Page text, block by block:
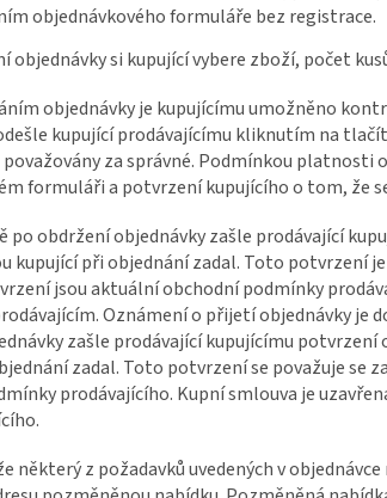
objednávkového formuláře bez registrace.
objednávky si kupující vybere zboží, počet
objednávky je kupujícímu umožněno
kupující prodávajícímu kliknutím na
za správné. Podmínkou platnosti
formuláři a potvrzení kupujícího o tom, že
po obdržení objednávky zašle prodávající
kupující při objednání zadal. Toto potvrzení
jsou aktuální obchodní podmínky
Oznámení o přijetí objednávky je
zašle prodávající kupujícímu
zadal. Toto potvrzení se považuje se
prodávajícího. Kupní smlouva je
některý z požadavků uvedených v